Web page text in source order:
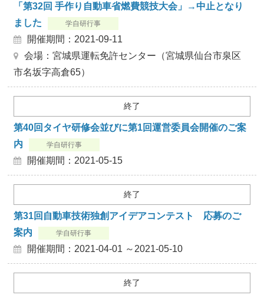
「第32回 手作り自動車省燃費競技大会」→中止となり
ました
学自研行事
開催期間：2021-09-11
会場：宮城県運転免許センター（宮城県仙台市泉区
市名坂字高倉65）
終了
第40回タイヤ研修会並びに第1回運営委員会開催のご案
内
学自研行事
開催期間：2021-05-15
終了
第31回自動車技術独創アイデアコンテスト 応募のご
案内
学自研行事
開催期間：2021-04-01 ～2021-05-10
終了